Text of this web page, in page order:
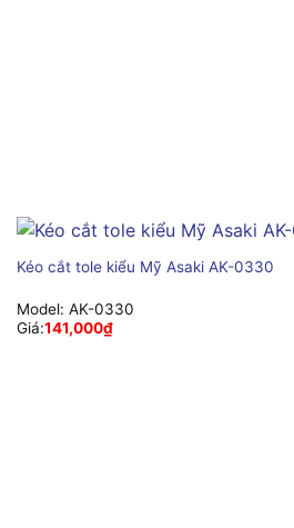
Kéo cắt tole kiểu Mỹ Asaki AK-0330
Model: AK-0330
Giá:141,000₫